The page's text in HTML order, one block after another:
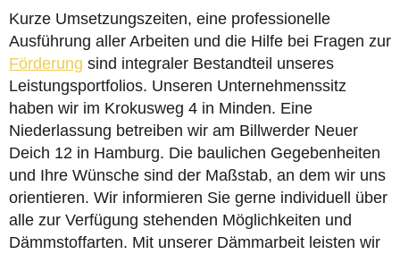
Kurze Umsetzungszeiten, eine professionelle
Ausführung aller Arbeiten und die Hilfe bei Fragen zur
Förderung sind integraler Bestandteil unseres
Leistungsportfolios. Unseren Unternehmenssitz
haben wir im Krokusweg 4 in Minden. Eine
Niederlassung betreiben wir am Billwerder Neuer
Deich 12 in Hamburg. Die baulichen Gegebenheiten
und Ihre Wünsche sind der Maßstab, an dem wir uns
orientieren. Wir informieren Sie gerne individuell über
alle zur Verfügung stehenden Möglichkeiten und
Dämmstoffarten. Mit unserer Dämmarbeit leisten wir